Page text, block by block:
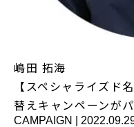
嶋田 拓海
【スペシャライズド
替えキャンペーンが
CAMPAIGN